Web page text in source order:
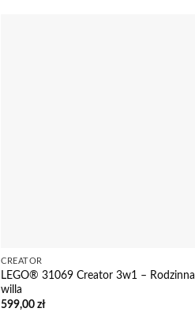
CREATOR
LEGO® 31069 Creator 3w1 – Rodzinna
willa
599,00zł